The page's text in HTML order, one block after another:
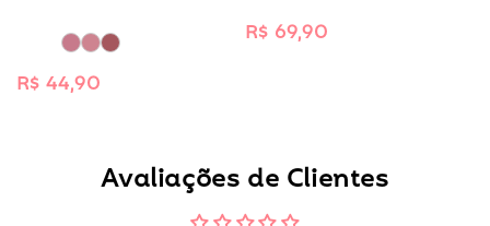
Preço
R$ 44,90
Preço
R$ 69,90
Avaliações de Clientes